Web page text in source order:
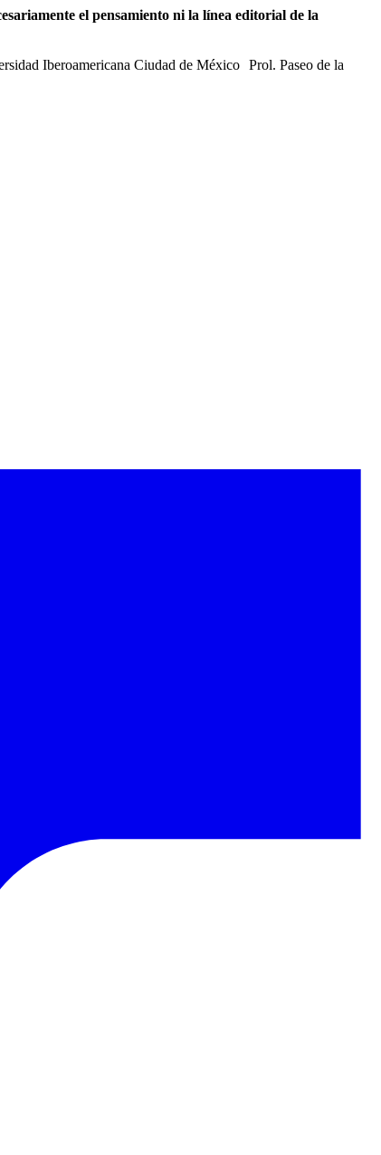
el pensamiento ni la línea editorial de la
Iberoamericana Ciudad de México Prol. Paseo de la